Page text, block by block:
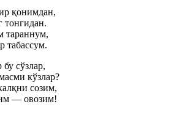
қонимдан,
тонгидан.
тараннум,
табассум.
сўзлар,
кўзлар?
созим,
— овозим!